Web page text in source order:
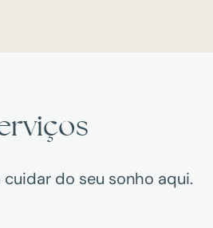
do seu sonho aqui.